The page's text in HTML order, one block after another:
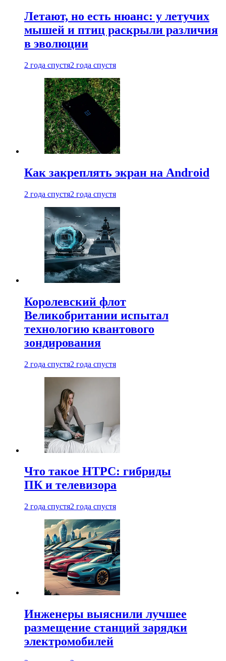
Летают, но есть нюанс: у летучих
мышей и птиц раскрыли различия
в эволюции
2 года спустя2 года спустя
Как закреплять экран на Android
2 года спустя2 года спустя
Королевский флот
Великобритании испытал
технологию квантового
зондирования
2 года спустя2 года спустя
Что такое HTPC: гибриды
ПК и телевизора
2 года спустя2 года спустя
Инженеры выяснили лучшее
размещение станций зарядки
электромобилей